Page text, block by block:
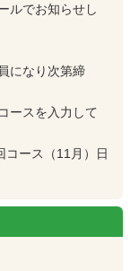
ルでお知らせし
になり次第締
ースを入力して
ース（11月）日